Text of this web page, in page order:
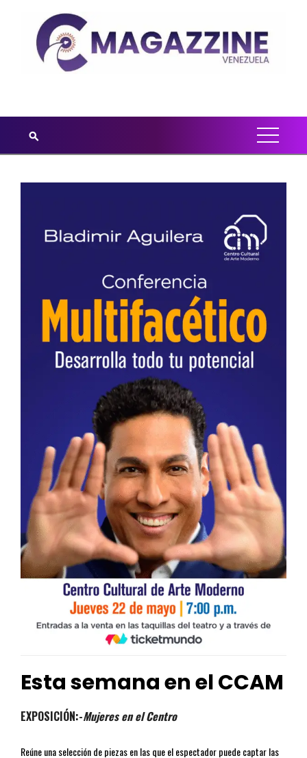
Esta semana en el CCAM
EXPOSICIÓN:-Mujeres en el Centro
Reúne una selección de piezas en las que el espectador puede captar las